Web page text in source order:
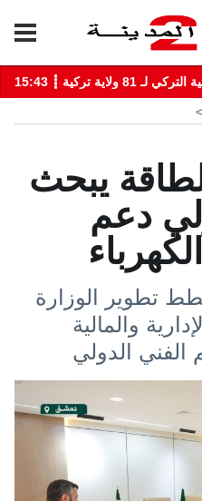
لـ 81 ولاية تركية
يبحث
دعم
تطوير الوزارة
والمالية
الفني الدولي